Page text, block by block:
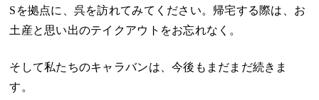
Sを拠点に、呉を訪れてみてください。帰宅する際は、お
土産と思い出のテイクアウトをお忘れなく。
そして私たちのキャラバンは、今後もまだまだ続きま
す。